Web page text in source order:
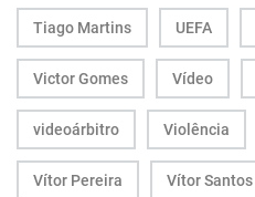
Tiago Martins UEFA
Victor Gomes Vídeo
videoárbitro Violência
Vítor Pereira Vítor Santos